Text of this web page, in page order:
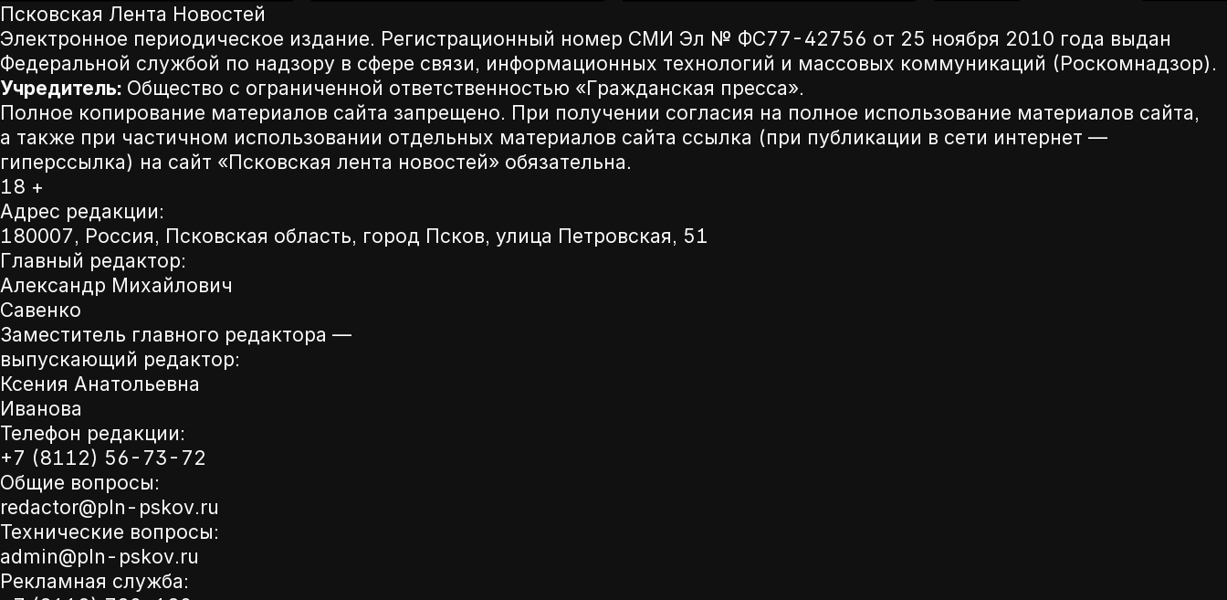
Псковская Лента Новостей
Электронное периодическое издание. Регистрационный номер СМИ Эл № ФС77-42756 от 25 ноября 2010 года выдан
Федеральной службой по надзору в сфере связи, информационных технологий и массовых коммуникаций (Роскомнадзор).
Учредитель: Общество с ограниченной ответственностью «Гражданская пресса».
Полное копирование материалов сайта запрещено. При получении согласия на полное использование материалов сайта,
а также при частичном использовании отдельных материалов сайта ссылка (при публикации в сети интернет —
гиперссылка) на сайт «Псковская лента новостей» обязательна.
18 +
Адрес редакции:
180007, Россия, Псковская область, город Псков, улица Петровская, 51
Главный редактор:
Александр Михайлович
Савенко
Заместитель главного редактора —
выпускающий редактор:
Ксения Анатольевна
Иванова
Телефон редакции:
+7 (8112) 56-73-72
Общие вопросы:
redactor@pln-pskov.ru
Технические вопросы:
admin@pln-pskov.ru
Рекламная служба: